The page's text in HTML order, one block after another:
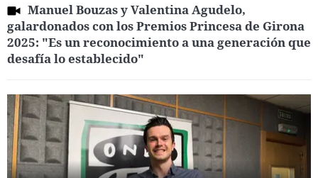
Manuel Bouzas y Valentina Agudelo,
galardonados con los Premios Princesa de Girona
2025: "Es un reconocimiento a una generación que
desafía lo establecido"